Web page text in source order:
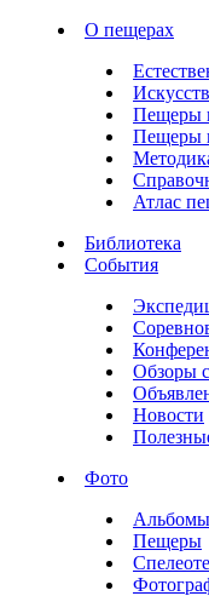
О пещерах
Пещеры
Пещеры
Атлас
Библиотека
События
Обзоры
Новости
Фото
Альбомы
Пещеры